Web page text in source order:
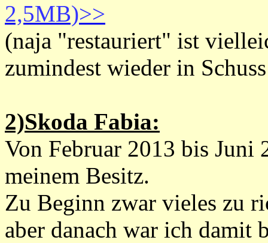
2,5MB)>>
(naja "restauriert" ist
zumindest wieder in
2)Skoda Fabia:
Von Februar 2013 bis Juni
meinem Besitz.
Zu Beginn zwar vieles zu
aber danach war ich damit